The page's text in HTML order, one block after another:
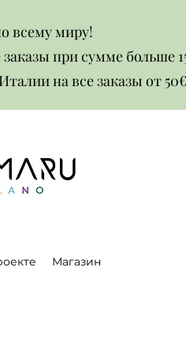
всему миру!
при сумме больше
на все заказы от 50€​​​
Магазин